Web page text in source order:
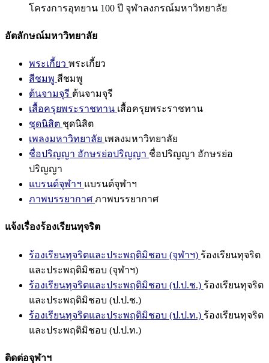
โครงการอุทยาน 100 ปี จุฬาลงกรณ์มหาวิทยาลัย
อัตลักษณ์มหาวิทยาลัย
พระเกี้ยว พระเกี้ยว
สีชมพู สีชมพู
ต้นจามจุรี ต้นจามจุรี
เสื้อครุยพระราชทาน เสื้อครุยพระราชทาน
ชุดนิสิต ชุดนิสิต
เพลงมหาวิทยาลัย เพลงมหาวิทยาลัย
ชื่อปริญญา อักษรย่อปริญญา ชื่อปริญญา อักษรย่อ
ปริญญา
แบรนด์จุฬาฯ แบรนด์จุฬาฯ
ภาพบรรยากาศ ภาพบรรยากาศ
แจ้งเรื่องร้องเรียนทุจริต
ร้องเรียนทุจริตและประพฤติมิชอบ (จุฬาฯ) ร้องเรียนทุจริต
และประพฤติมิชอบ (จุฬาฯ)
ร้องเรียนทุจริตและประพฤติมิชอบ (ป.ป.ช.) ร้องเรียนทุจริต
และประพฤติมิชอบ (ป.ป.ช.)
ร้องเรียนทุจริตและประพฤติมิชอบ (ป.ป.ท.) ร้องเรียนทุจริต
และประพฤติมิชอบ (ป.ป.ท.)
ติดต่อจุฬาฯ